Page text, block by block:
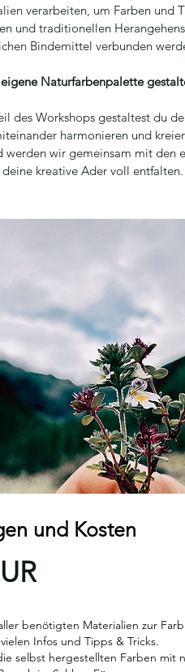
verarbeiten, um Farben und
und traditionellen
Bindemittel verbunden
Naturfarbenpalette
des Workshops gestaltest du
harmonieren und
werden wir gemeinsam mit den
kreative Ader voll entfalten.
und Kosten
benötigten Materialien zur
Infos und Tipps & Tricks.
selbst hergestellten Farben mit